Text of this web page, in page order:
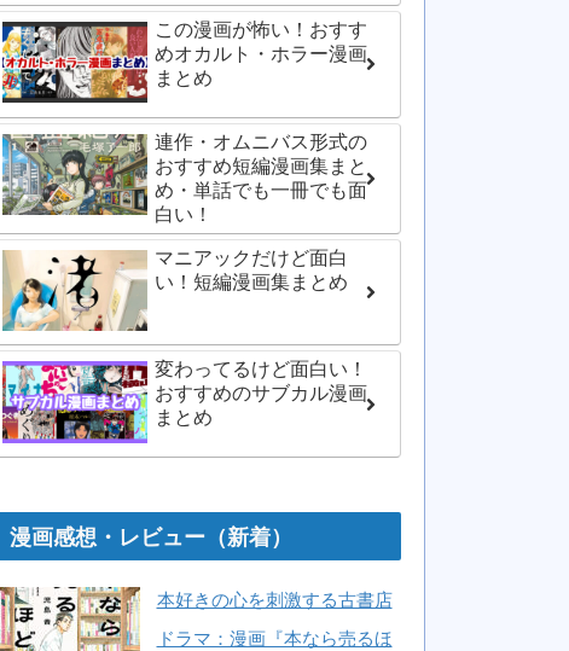
この漫画が怖い！おすす
めオカルト・ホラー漫画
まとめ
連作・オムニバス形式の
おすすめ短編漫画集まと
め・単話でも一冊でも面
白い！
マニアックだけど面白
い！短編漫画集まとめ
変わってるけど面白い！
おすすめのサブカル漫画
まとめ
漫画感想・レビュー（新着）
本好きの心を刺激する古書店
ドラマ：漫画『本なら売るほ